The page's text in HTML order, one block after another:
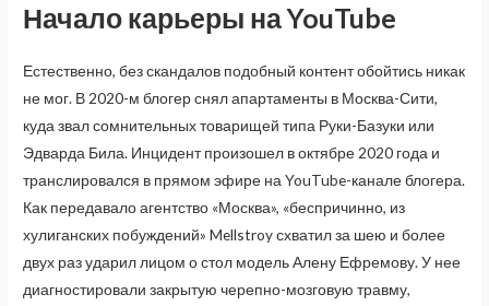
Начало карьеры на YouTube
Естественно, без скандалов подобный контент обойтись никак
не мог. В 2020-м блогер снял апартаменты в Москва-Сити,
куда звал сомнительных товарищей типа Руки-Базуки или
Эдварда Била. Инцидент произошел в октябре 2020 года и
транслировался в прямом эфире на YouTube-канале блогера.
Как передавало агентство «Москва», «беспричинно, из
хулиганских побуждений» Mellstroy схватил за шею и более
двух раз ударил лицом о стол модель Алену Ефремову. У нее
диагностировали закрытую черепно-мозговую травму,